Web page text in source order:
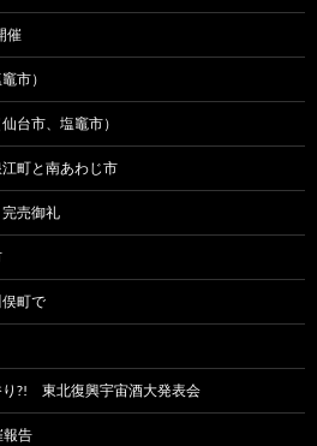
催
市）
台市、塩竈市）
町と南あわじ市
売御礼
町で
?! 東北復興宇宙酒大発表会
報告